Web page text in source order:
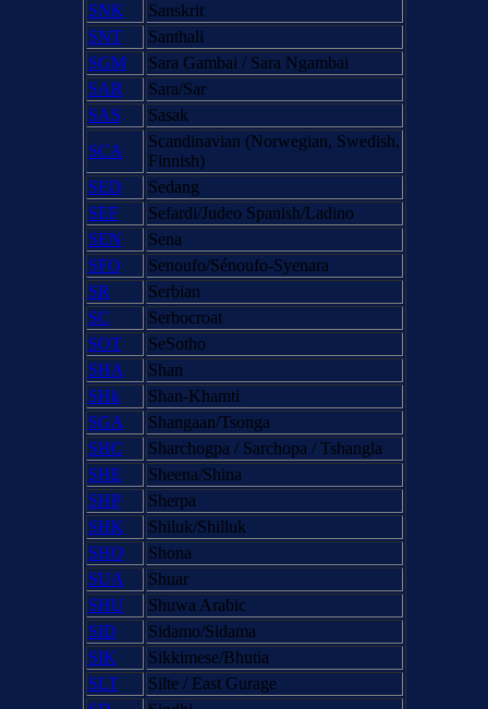
SNK
Sanskrit
SNT
Santhali
SGM
Sara Gambai / Sara Ngambai
SAR
Sara/Sar
SAS
Sasak
SCA
Scandinavian (Norwegian, Swedish,
Finnish)
SED
Sedang
SEF
Sefardi/Judeo Spanish/Ladino
SEN
Sena
SFO
Senoufo/Sénoufo-Syenara
SR
Serbian
SC
Serbocroat
SOT
SeSotho
SHA
Shan
SHk
Shan-Khamti
SGA
Shangaan/Tsonga
SHC
Sharchogpa / Sarchopa / Tshangla
SHE
Sheena/Shina
SHP
Sherpa
SHK
Shiluk/Shilluk
SHO
Shona
SUA
Shuar
SHU
Shuwa Arabic
SID
Sidamo/Sidama
SIK
Sikkimese/Bhutia
SLT
Silte / East Gurage